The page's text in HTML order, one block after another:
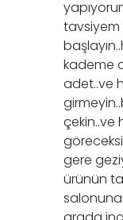
tavsiyem
kademe
adet..ve
çekin..ve
gere
ürünün